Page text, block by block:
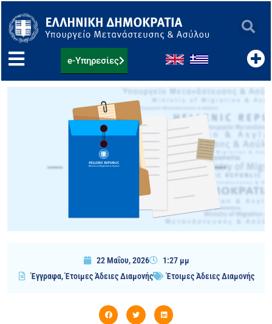
στο
περιεχόμενο
e-Υπηρεσίες
22 Μαΐου, 2026
1:27 μμ
Έγγραφα,Έτοιμες Άδειες Διαμονής Έτοιμες Άδειες Διαμονής